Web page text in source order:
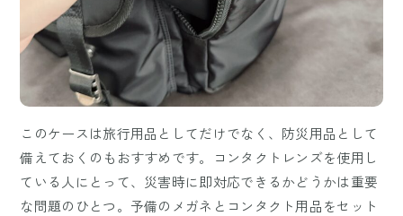
このケースは旅行用品としてだけでなく、防災用品として
備えておくのもおすすめです。コンタクトレンズを使用し
ている人にとって、災害時に即対応できるかどうかは重要
な問題のひとつ。予備のメガネとコンタクト用品をセット